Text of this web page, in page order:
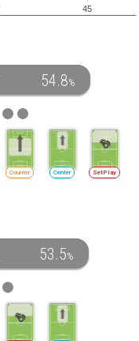
45
54.8%
Counter Center SetPlay
53.5%